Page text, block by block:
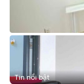
Tin nổi bật